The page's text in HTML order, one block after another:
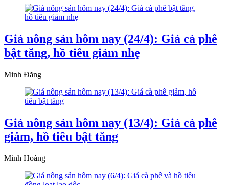
Giá nông sản hôm nay (24/4): Giá cà phê
bật tăng, hồ tiêu giảm nhẹ
Minh Đăng
Giá nông sản hôm nay (13/4): Giá cà phê
giảm, hồ tiêu bật tăng
Minh Hoàng